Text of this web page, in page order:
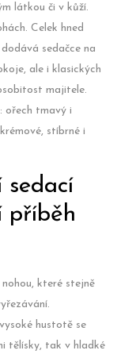
látkou či v kůží.
Celek hned
sedačce na
ale i klasických
majitele.
ořech tmavý i
stíbrné i
sedací
příběh
které stejně
hustotě se
tělísky, tak v hladké